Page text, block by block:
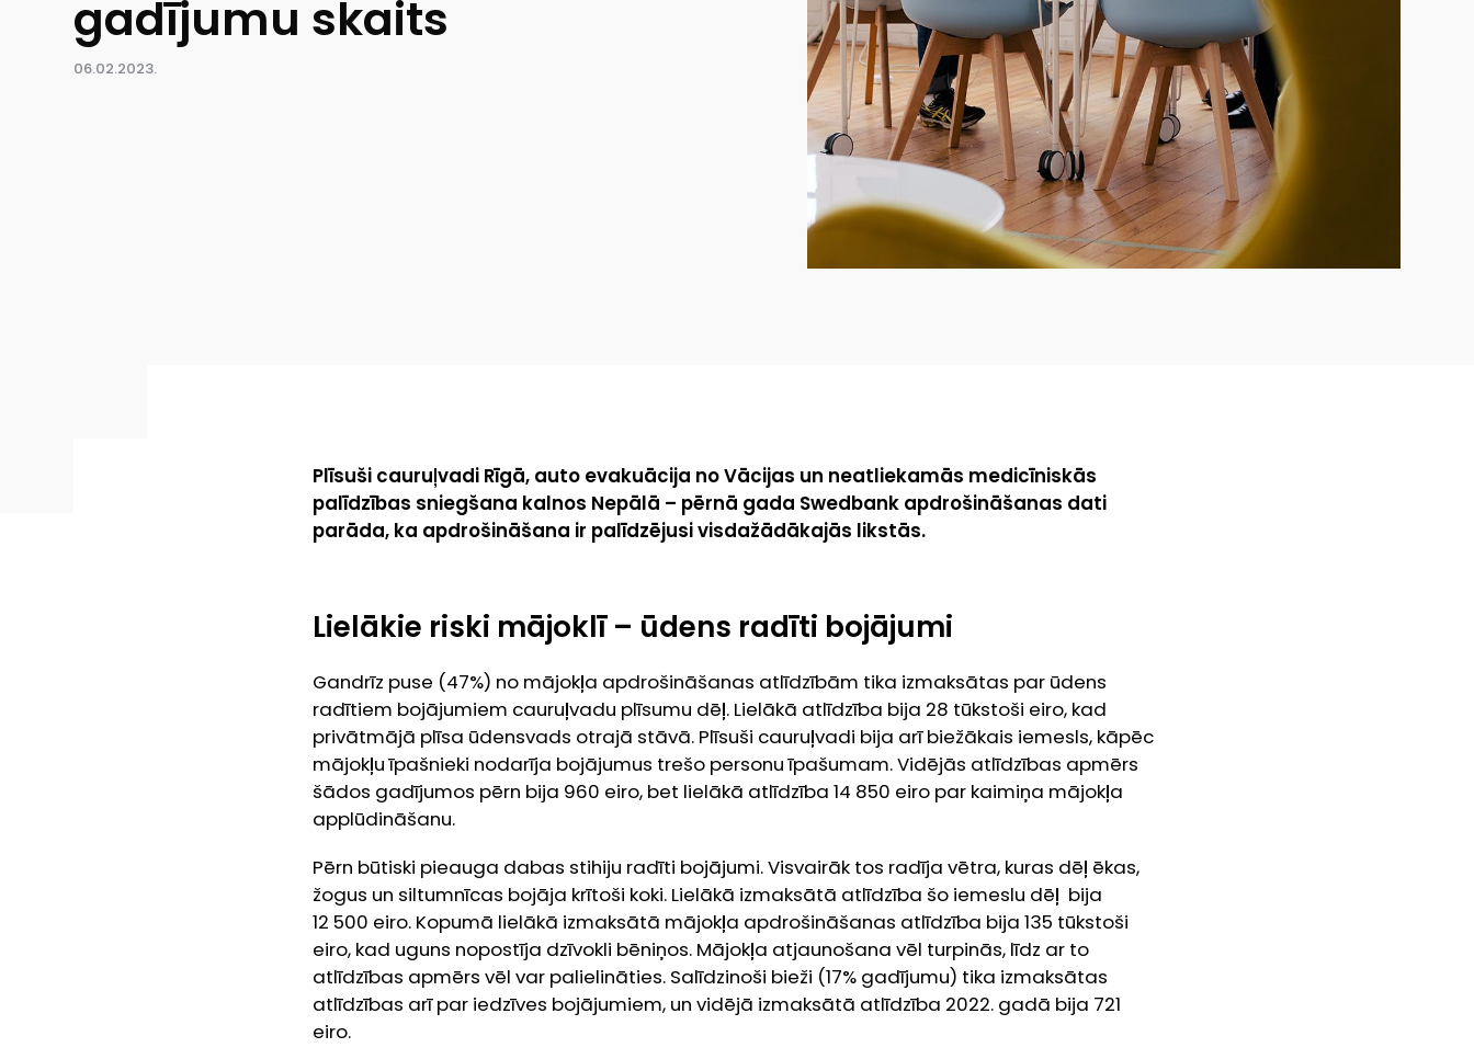
gadījumu skaits
06.02.2023.
Plīsuši cauruļvadi Rīgā, auto evakuācija no Vācijas un neatliekamās medicīniskās
palīdzības sniegšana kalnos Nepālā – pērnā gada Swedbank apdrošināšanas dati
parāda, ka apdrošināšana ir palīdzējusi visdažādākajās likstās.
Lielākie riski mājoklī – ūdens radīti bojājumi
Gandrīz puse (47%) no mājokļa apdrošināšanas atlīdzībām tika izmaksātas par ūdens
radītiem bojājumiem cauruļvadu plīsumu dēļ. Lielākā atlīdzība bija 28 tūkstoši eiro, kad
privātmājā plīsa ūdensvads otrajā stāvā. Plīsuši cauruļvadi bija arī biežākais iemesls, kāpēc
mājokļu īpašnieki nodarīja bojājumus trešo personu īpašumam. Vidējās atlīdzības apmērs
šādos gadījumos pērn bija 960 eiro, bet lielākā atlīdzība 14 850 eiro par kaimiņa mājokļa
applūdināšanu.
Pērn būtiski pieauga dabas stihiju radīti bojājumi. Visvairāk tos radīja vētra, kuras dēļ ēkas,
žogus un siltumnīcas bojāja krītoši koki. Lielākā izmaksātā atlīdzība šo iemeslu dēļ bija
12 500 eiro. Kopumā lielākā izmaksātā mājokļa apdrošināšanas atlīdzība bija 135 tūkstoši
eiro, kad uguns nopostīja dzīvokli bēniņos. Mājokļa atjaunošana vēl turpinās, līdz ar to
atlīdzības apmērs vēl var palielināties. Salīdzinoši bieži (17% gadījumu) tika izmaksātas
atlīdzības arī par iedzīves bojājumiem, un vidējā izmaksātā atlīdzība 2022. gadā bija 721
eiro.